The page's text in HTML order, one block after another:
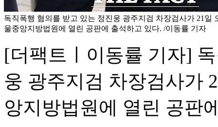
독직폭행 혐의를 받고 있는 정진웅 광주지검 차장검사가 21일
울중앙지방법원에 열린 공판에 출석하고 있다. /이동률 기자
[더팩트ㅣ이동률 기자]
웅 광주지검 차장검사가
앙지방법원에 열린 공판